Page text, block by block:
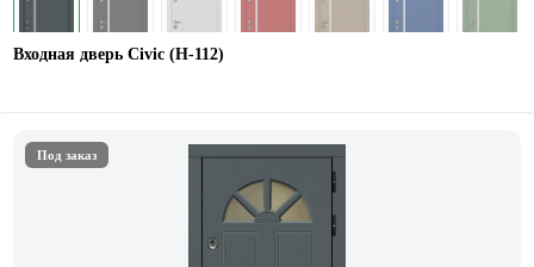
Входная дверь Civic (Н-112)
Под заказ